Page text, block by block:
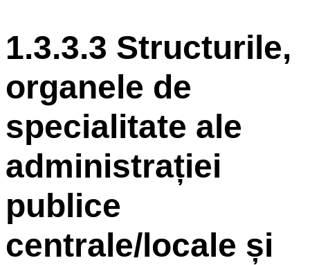
1.3.3.3 Structurile,
organele de
specialitate ale
administrației
publice
centrale/locale și